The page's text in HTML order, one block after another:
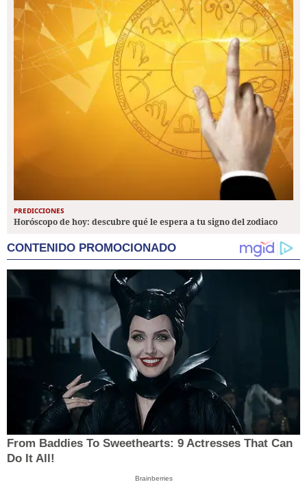
PREDICCIONES
Horóscopo de hoy: descubre qué le espera a tu signo del zodiaco
CONTENIDO PROMOCIONADO
From Baddies To Sweethearts: 9 Actresses That Can
Do It All!
Brainberries